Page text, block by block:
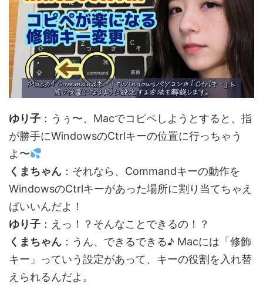
ゆり子 ：うぅ〜、Macでコピペしようとすると、指
が勝手にWindowsのCtrlキーの位置に行っちゃう
よ〜
くまちゃん ：それなら、Commandキーの動作を
WindowsのCtrlキーがあった場所に割り当てちゃえ
ばいいんだよ！
ゆり子 ：えっ！？そんなことできるの！？
くまちゃん ：うん、できるできる♪ Macには「修飾
キー」っていう設定があって、キーの役割を入れ替
えられるんだよ。